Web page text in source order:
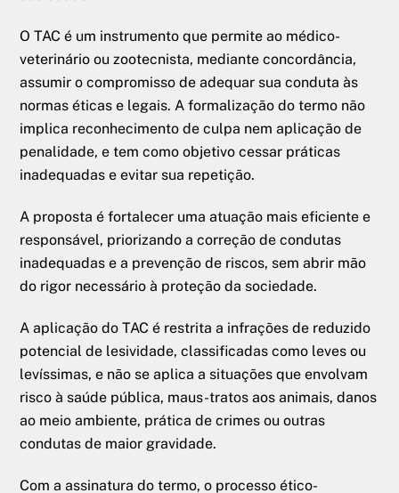
O TAC é um instrumento que permite ao médico-
veterinário ou zootecnista, mediante concordância,
assumir o compromisso de adequar sua conduta às
normas éticas e legais. A formalização do termo não
implica reconhecimento de culpa nem aplicação de
penalidade, e tem como objetivo cessar práticas
inadequadas e evitar sua repetição.
A proposta é fortalecer uma atuação mais eficiente e
responsável, priorizando a correção de condutas
inadequadas e a prevenção de riscos, sem abrir mão
do rigor necessário à proteção da sociedade.
A aplicação do TAC é restrita a infrações de reduzido
potencial de lesividade, classificadas como leves ou
levíssimas, e não se aplica a situações que envolvam
risco à saúde pública, maus-tratos aos animais, danos
ao meio ambiente, prática de crimes ou outras
condutas de maior gravidade.
Com a assinatura do termo, o processo ético-